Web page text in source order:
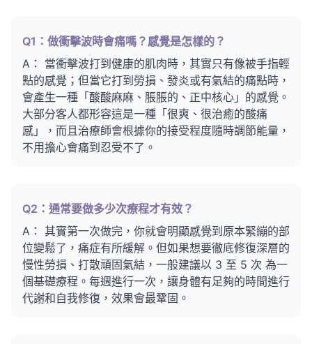
Q1：做衝擊波時會痛嗎？感覺是怎樣的？
A： 當衝擊波打到健康的肌肉時，其實只有像被手指輕
點的感覺；但當它打到勞損、發炎或有氣結的痛點時，
會產生一種「酸酸麻麻、脹脹的、正中核心」的感覺。
大部分客人都形容這是一種「很爽、很治癒的酸痛
感」，而且治療師會根據你的接受程度隨時調節能量，
不用擔心會痛到忍受不了。
Q2：通常要做多少次療程才有效？
A： 其實第一次做完，你就會明顯感覺到原本緊繃的部
位變鬆了，痛症有所緩解。但如果想要徹底修復深層的
慢性勞損、打散頑固氣結，一般建議以 3 至 5 次 為一
個基礎療程。每週進行一次，讓身體有足夠的時間進行
代謝和自我修復，效果會最鞏固。